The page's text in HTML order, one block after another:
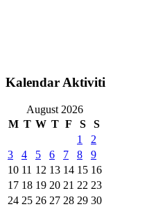
Kalendar Aktiviti
August 2026
M T W T F S
S
1
2
3
4 5 6 7 8
9
10 11 12 13 14 15 16
17 18 19 20 21 22 23
24 25 26 27 28 29 30